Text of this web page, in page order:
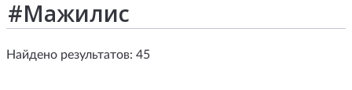
Найдено результатов: 45